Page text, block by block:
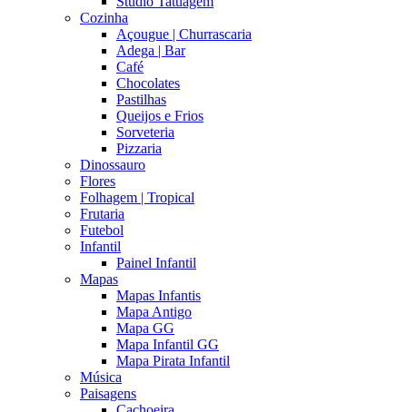
Cozinha
Açougue | Churrascaria
Adega | Bar
Café
Chocolates
Pastilhas
Queijos e Frios
Sorveteria
Pizzaria
Dinossauro
Flores
Folhagem | Tropical
Frutaria
Futebol
Infantil
Painel Infantil
Mapas
Mapas Infantis
Mapa Antigo
Mapa GG
Mapa Infantil GG
Mapa Pirata Infantil
Música
Paisagens